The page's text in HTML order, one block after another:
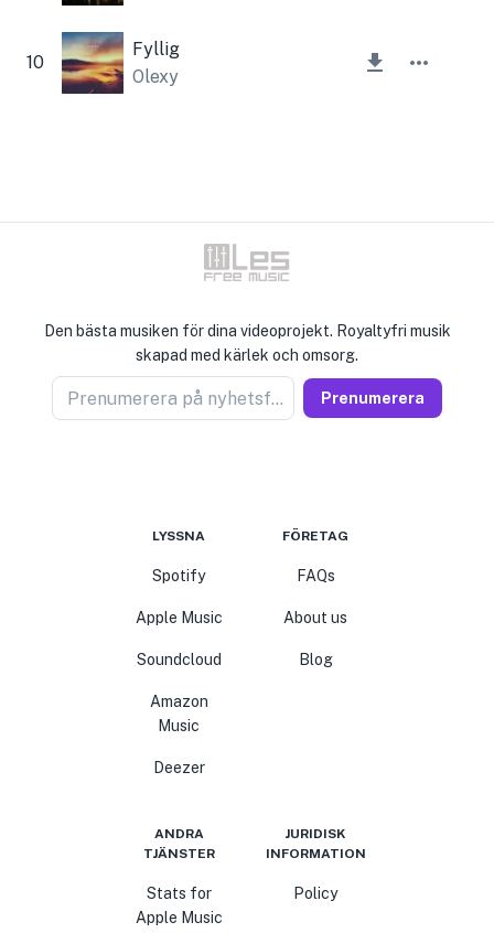
10
Fyllig
Olexy
Den bästa musiken för dina videoprojekt. Royaltyfri musik
skapad med kärlek och omsorg.
Prenumerera på nyhetsförsäljare Prenumerera
LYSSNA
Spotify
Apple Music
Soundcloud
Amazon
Music
Deezer
FÖRETAG
FAQs
About us
Blog
ANDRA
TJÄNSTER
Stats for
Apple Music
JURIDISK
INFORMATION
Policy